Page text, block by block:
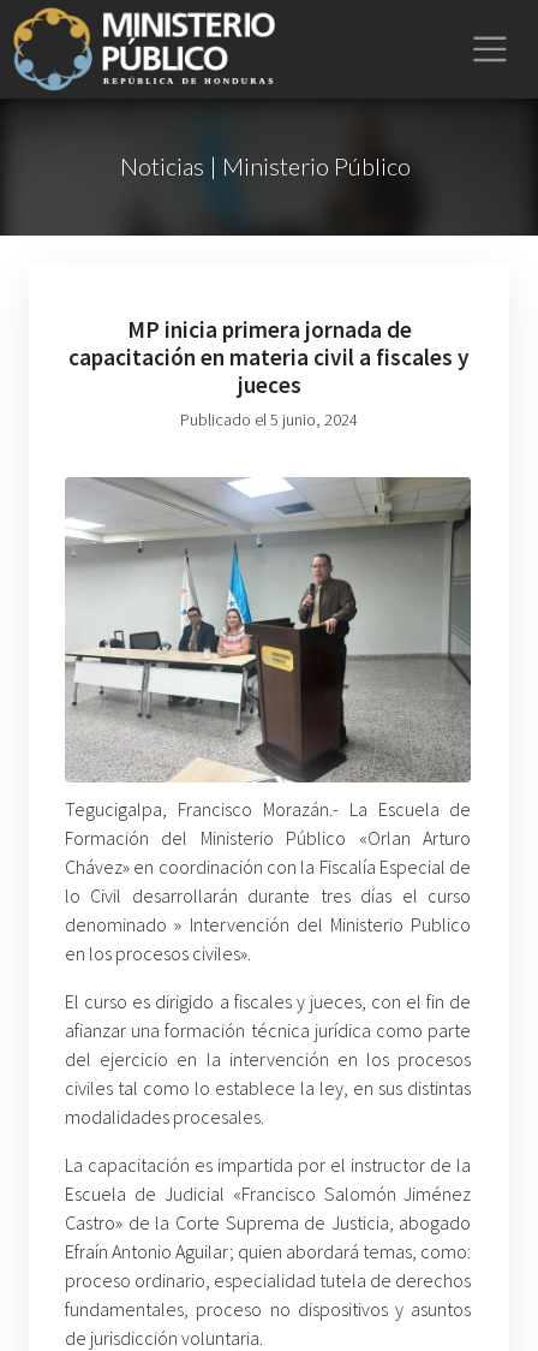
Noticias | Ministerio Público
MP inicia primera jornada de
capacitación en materia civil a fiscales y
jueces
Publicado el 5 junio, 2024
Tegucigalpa, Francisco Morazán.- La Escuela de
Formación del Ministerio Público «Orlan Arturo
Chávez» en coordinación con la Fiscalía Especial de
lo Civil desarrollarán durante tres días el curso
denominado » Intervención del Ministerio Publico
en los procesos civiles».
El curso es dirigido a fiscales y jueces, con el fin de
afianzar una formación técnica jurídica como parte
del ejercicio en la intervención en los procesos
civiles tal como lo establece la ley, en sus distintas
modalidades procesales.
La capacitación es impartida por el instructor de la
Escuela de Judicial «Francisco Salomón Jiménez
Castro» de la Corte Suprema de Justicia, abogado
Efraín Antonio Aguilar; quien abordará temas, como:
proceso ordinario, especialidad tutela de derechos
fundamentales, proceso no dispositivos y asuntos
de jurisdicción voluntaria.